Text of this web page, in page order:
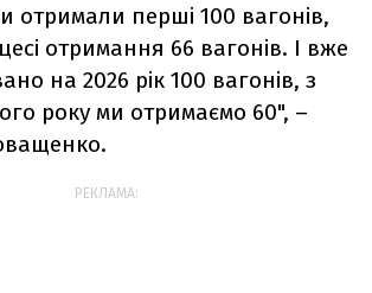
отримали перші 100 вагонів,
отримання 66 вагонів. І вже
на 2026 рік 100 вагонів, з
року ми отримаємо 60", –
РЕКЛАМА: